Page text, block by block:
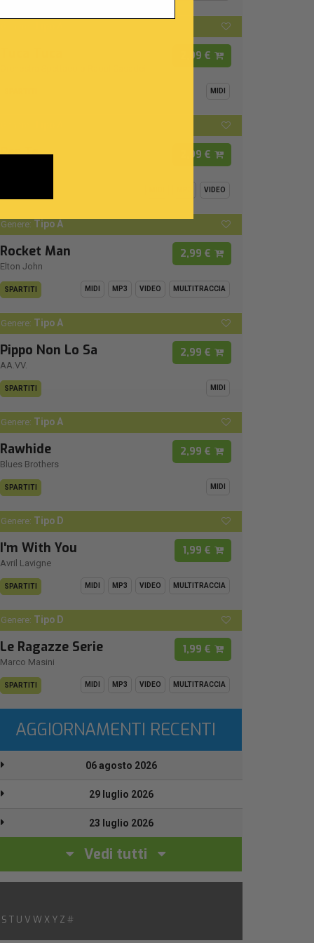
2,99 €
MIDI
Per Te 2,99 €
VIDEO
Genere: Tipo A
Rocket Man
Elton John
2,99 €
SPARTITI MIDI MP3 VIDEO MULTITRACCIA
Genere: Tipo A
Pippo Non Lo Sa
AA.VV.
2,99 €
SPARTITI MIDI
Genere: Tipo A
Rawhide
Blues Brothers
2,99 €
SPARTITI MIDI
Genere: Tipo D
I'm With You
Avril Lavigne
1,99 €
SPARTITI MIDI MP3 VIDEO MULTITRACCIA
Genere: Tipo D
Le Ragazze Serie
Marco Masini
1,99 €
SPARTITI MIDI MP3 VIDEO MULTITRACCIA
AGGIORNAMENTI RECENTI
06 agosto 2026
29 luglio 2026
23 luglio 2026
Vedi tutti
S T U V W X Y Z #